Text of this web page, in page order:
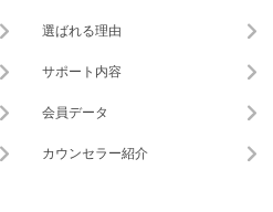
選ばれる理由
サポート内容
会員データ
カウンセラー紹介